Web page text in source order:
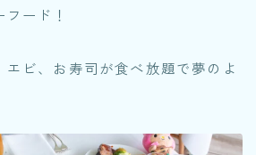
ード！
ビ、お寿司が食べ放題で夢のよ